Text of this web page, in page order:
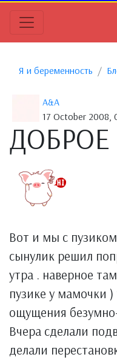
Я и беременность
A&A
17 October 2008,
ДОБРОЕ
Вот и мы с
сынулик решил
утра . наверное
пузике у мамочки )
ощущения
Вчера сделали
делали